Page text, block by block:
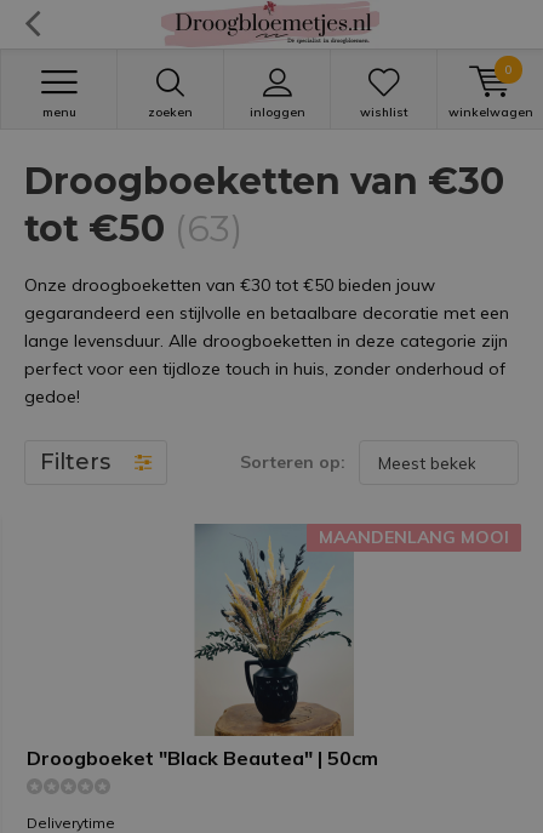
zoeken inloggen
menu wishlist winkelwagen
0
Droogboeketten van €30
tot €50 (63)
Onze droogboeketten van €30 tot €50 bieden jouw
gegarandeerd een stijlvolle en betaalbare decoratie met een
lange levensduur. Alle droogboeketten in deze categorie zijn
perfect voor een tijdloze touch in huis, zonder onderhoud of
gedoe!
Filters Sorteren op:
Droogboeket "Black Beautea" | 50cm
Deliverytime
MAANDENLANG MOOI
MAANDENLANG MOOI